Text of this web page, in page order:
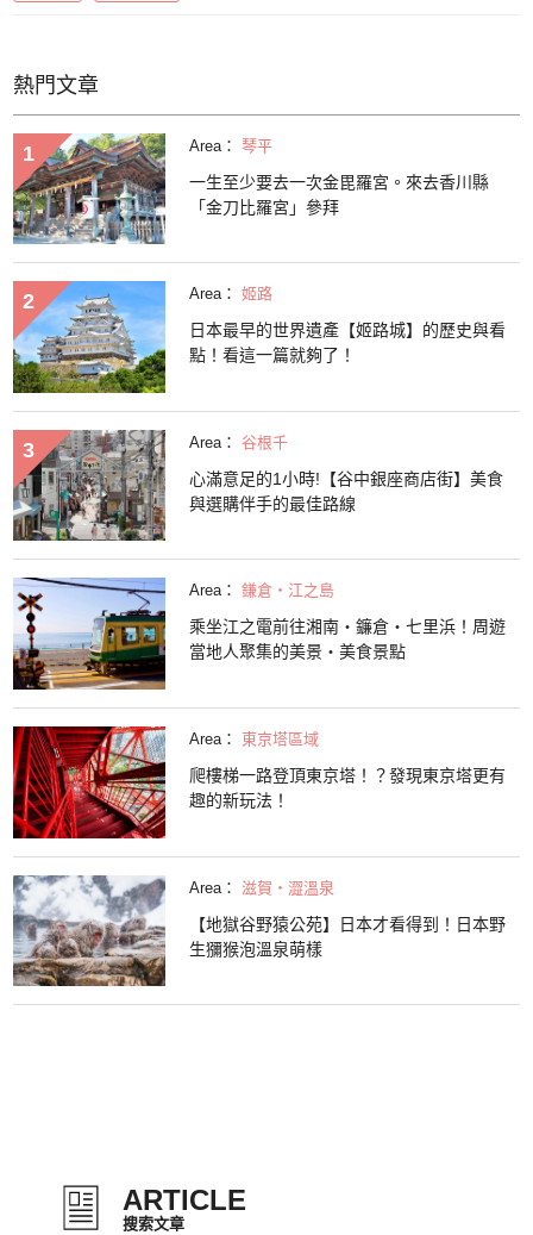
熱門文章
Area： 琴平
一生至少要去一次金毘羅宮。來去香川縣
「金刀比羅宮」參拜
Area： 姬路
日本最早的世界遺產【姬路城】的歷史與看
點！看這一篇就夠了！
Area： 谷根千
心滿意足的1小時!【谷中銀座商店街】美食
與選購伴手的最佳路線
Area： 鎌倉・江之島
乘坐江之電前往湘南・鐮倉・七里浜！周遊
當地人聚集的美景・美食景點
Area： 東京塔區域
爬樓梯一路登頂東京塔！？發現東京塔更有
趣的新玩法！
Area： 滋賀・澀溫泉
【地獄谷野猿公苑】日本才看得到！日本野
生獼猴泡溫泉萌樣
ARTICLE
搜索文章